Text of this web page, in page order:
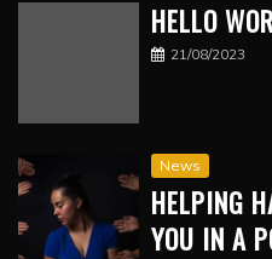
HELLO
21/08/2023
News
HELPING
YOU IN A